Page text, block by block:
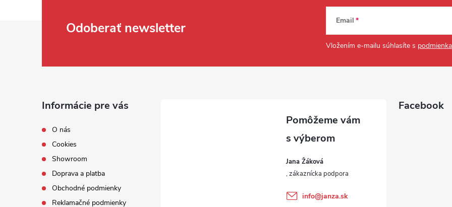
Odoberať newsletter Email
Vložením e-mailu súhlasíte s
Informácie pre vás
O nás
Cookies
Showroom
Doprava a platba
Obchodné podmienky
Reklamačné podmienky
Jana Žáková
info@janza.sk
Facebook